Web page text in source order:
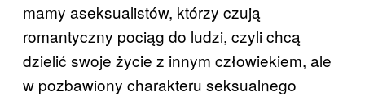
mamy aseksualistów, którzy czują
romantyczny pociąg do ludzi, czyli chcą
dzielić swoje życie z innym człowiekiem, ale
w pozbawiony charakteru seksualnego